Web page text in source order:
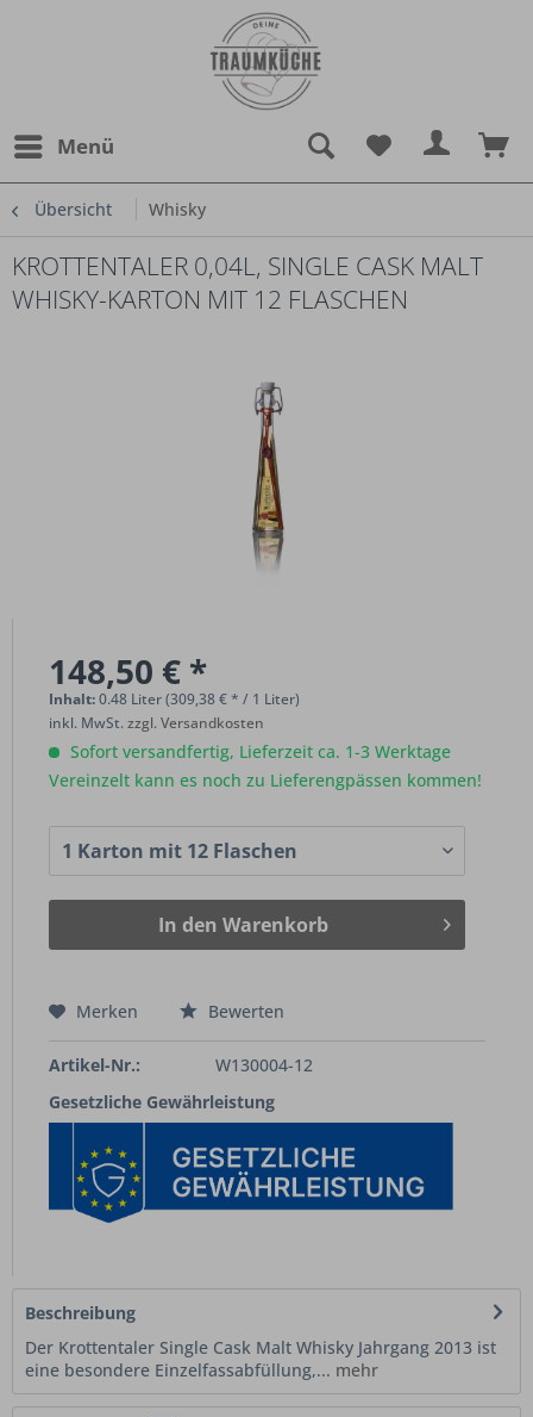
Menü
Übersicht Whisky
KROTTENTALER 0,04L, SINGLE CASK MALT
WHISKY-KARTON MIT 12 FLASCHEN
148,50 € *
Inhalt:0.48 Liter (309,38 € * / 1 Liter)
inkl. MwSt.zzgl. Versandkosten
Sofort versandfertig, Lieferzeit ca. 1-3 Werktage
Vereinzelt kann es noch zu Lieferengpässen kommen!
In den Warenkorb
Merken Bewerten
Artikel-Nr.:
W130004-12
Gesetzliche Gewährleistung
Beschreibung
Der Krottentaler Single Cask Malt Whisky Jahrgang 2013 ist
eine besondere Einzelfassabfüllung,... mehr